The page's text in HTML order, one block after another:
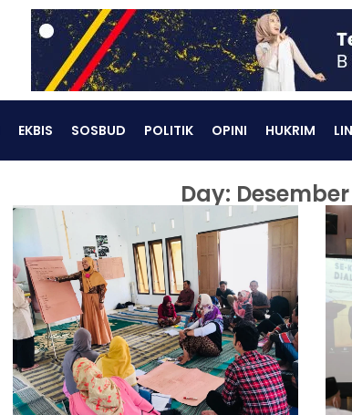
EKBIS SOSBUD POLITIK OPINI HUKRIM
Day: